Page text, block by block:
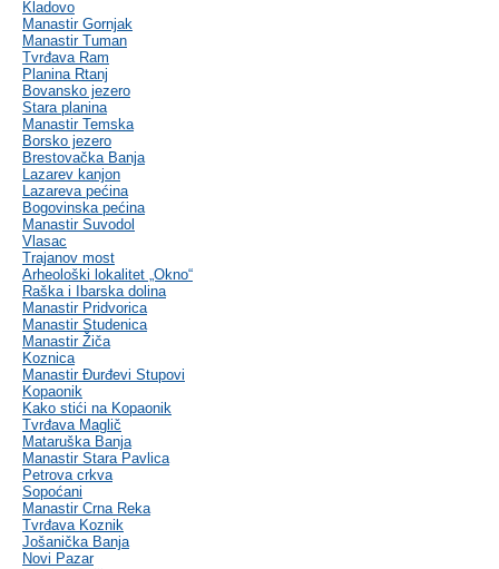
Kladovo
Manastir Gornjak
Manastir Tuman
Tvrđava Ram
Planina Rtanj
Bovansko jezero
Stara planina
Manastir Temska
Borsko jezero
Brestovačka Banja
Lazarev kanjon
Lazareva pećina
Bogovinska pećina
Manastir Suvodol
Vlasac
Trajanov most
Arheološki lokalitet „Okno“
Raška i Ibarska dolina
Manastir Pridvorica
Manastir Studenica
Manastir Žiča
Koznica
Manastir Đurđevi Stupovi
Kopaonik
Kako stići na Kopaonik
Tvrđava Maglič
Mataruška Banja
Manastir Stara Pavlica
Petrova crkva
Sopoćani
Manastir Crna Reka
Tvrđava Koznik
Jošanička Banja
Novi Pazar